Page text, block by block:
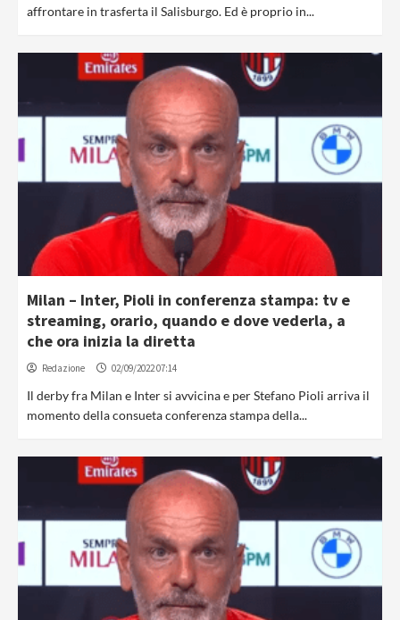
affrontare in trasferta il Salisburgo. Ed è proprio in...
Milan – Inter, Pioli in conferenza stampa: tv e
streaming, orario, quando e dove vederla, a
che ora inizia la diretta
Redazione 02/09/2022 07:14
Il derby fra Milan e Inter si avvicina e per Stefano Pioli arriva il
momento della consueta conferenza stampa della...